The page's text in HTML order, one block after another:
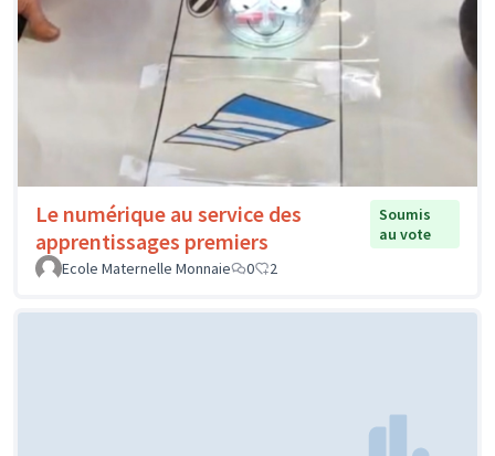
Le numérique au service des
apprentissages premiers
Soumis
au vote
Ecole Maternelle Monnaie
0 2